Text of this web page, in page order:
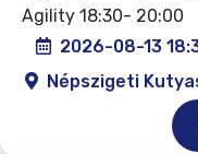
Agility 18:30- 20:00
2026-08-13
Népszigeti